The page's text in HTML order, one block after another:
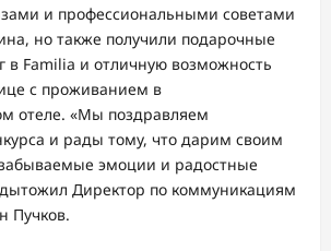
и профессиональными советами
но также получили подарочные
в Familia и отличную возможность
с проживанием в
отеле. «Мы поздравляем
и рады тому, что дарим своим
эмоции и радостные
Директор по коммуникациям
Пучков.